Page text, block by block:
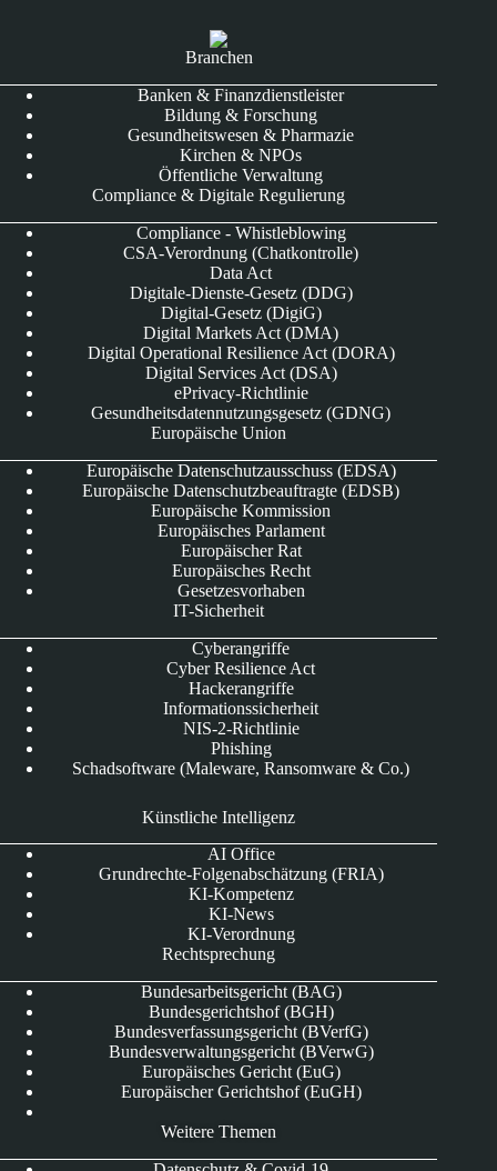
Branchen
Banken & Finanzdienstleister
Bildung & Forschung
Gesundheitswesen & Pharmazie
Kirchen & NPOs
Öffentliche Verwaltung
Compliance & Digitale Regulierung
Compliance - Whistleblowing
CSA-Verordnung (Chatkontrolle)
Data Act
Digitale-Dienste-Gesetz (DDG)
Digital-Gesetz (DigiG)
Digital Markets Act (DMA)
Digital Operational Resilience Act (DORA)
Digital Services Act (DSA)
ePrivacy-Richtlinie
Gesundheitsdatennutzungsgesetz (GDNG)
Europäische Union
Europäische Datenschutzausschuss (EDSA)
Europäische Datenschutzbeauftragte (EDSB)
Europäische Kommission
Europäisches Parlament
Europäischer Rat
Europäisches Recht
Gesetzesvorhaben
IT-Sicherheit
Cyberangriffe
Cyber Resilience Act
Hackerangriffe
Informationssicherheit
NIS-2-Richtlinie
Phishing
Schadsoftware (Maleware, Ransomware & Co.)
Künstliche Intelligenz
AI Office
Grundrechte-Folgenabschätzung (FRIA)
KI-Kompetenz
KI-News
KI-Verordnung
Rechtsprechung
Bundesarbeitsgericht (BAG)
Bundesgerichtshof (BGH)
Bundesverfassungsgericht (BVerfG)
Bundesverwaltungsgericht (BVerwG)
Europäisches Gericht (EuG)
Europäischer Gerichtshof (EuGH)
Weitere Themen